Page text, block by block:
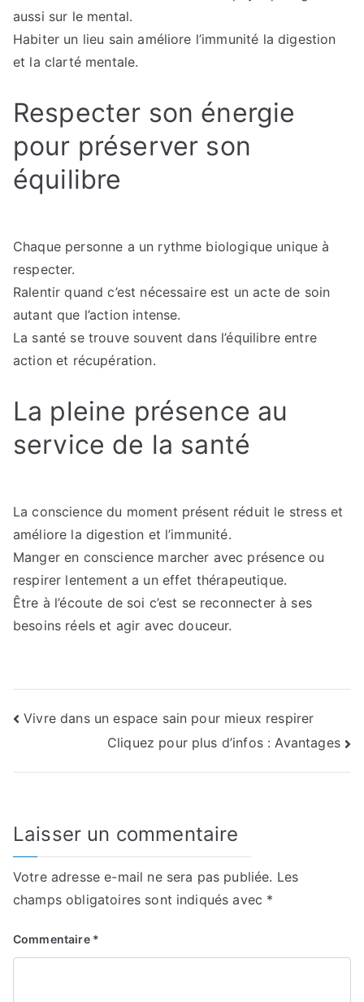
aussi sur le mental.
Habiter un lieu sain améliore l’immunité la digestion
et la clarté mentale.
Respecter son énergie
pour préserver son
équilibre
Chaque personne a un rythme biologique unique à
respecter.
Ralentir quand c’est nécessaire est un acte de soin
autant que l’action intense.
La santé se trouve souvent dans l’équilibre entre
action et récupération.
La pleine présence au
service de la santé
La conscience du moment présent réduit le stress et
améliore la digestion et l’immunité.
Manger en conscience marcher avec présence ou
respirer lentement a un effet thérapeutique.
Être à l’écoute de soi c’est se reconnecter à ses
besoins réels et agir avec douceur.
Navigation
Vivre dans un espace sain pour mieux respirer
Cliquez pour plus d’infos : Avantages
Laisser un commentaire
Votre adresse e-mail ne sera pas publiée. Les
champs obligatoires sont indiqués avec *
Commentaire *